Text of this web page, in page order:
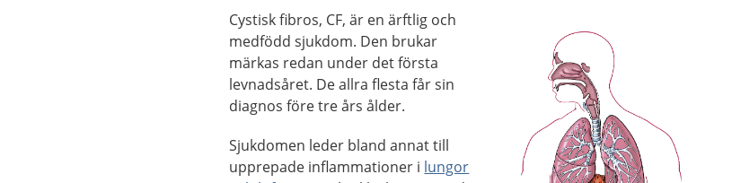
Cystisk fibros, CF, är en ärftlig och
medfödd sjukdom. Den brukar
märkas redan under det första
levnadsåret. De allra flesta får sin
diagnos före tre års ålder.
Sjukdomen leder bland annat till
upprepade inflammationer i lungor